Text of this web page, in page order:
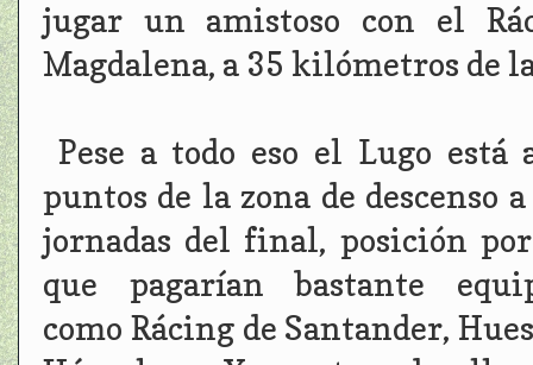
jugar un amistoso con el
Magdalena, a 35 kilómetros de
Pese a todo eso el Lugo está
puntos de la zona de descenso
jornadas del final, posición
que pagarían bastante
como Rácing de Santander,